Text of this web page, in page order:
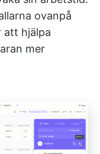
ovanpå
att hjälpa
mer